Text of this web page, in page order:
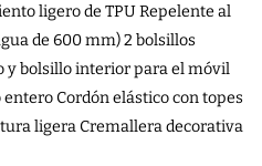
ligero de TPU Repelente al
de 600 mm) 2 bolsillos
y bolsillo interior para el móvil
Cordón elástico con topes
ligera Cremallera decorativa